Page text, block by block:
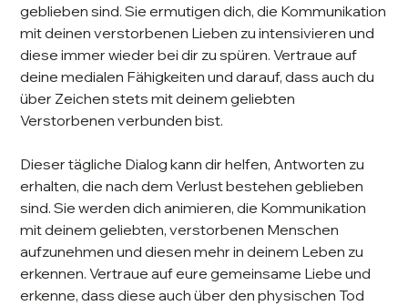
geblieben sind. Sie ermutigen dich, die Kommunikation
mit deinen verstorbenen Lieben zu intensivieren und
diese immer wieder bei dir zu spüren. Vertraue auf
deine medialen Fähigkeiten und darauf, dass auch du
über Zeichen stets mit deinem geliebten
Verstorbenen verbunden bist.
Dieser tägliche Dialog kann dir helfen, Antworten zu
erhalten, die nach dem Verlust bestehen geblieben
sind. Sie werden dich animieren, die Kommunikation
mit deinem geliebten, verstorbenen Menschen
aufzunehmen und diesen mehr in deinem Leben zu
erkennen. Vertraue auf eure gemeinsame Liebe und
erkenne, dass diese auch über den physischen Tod